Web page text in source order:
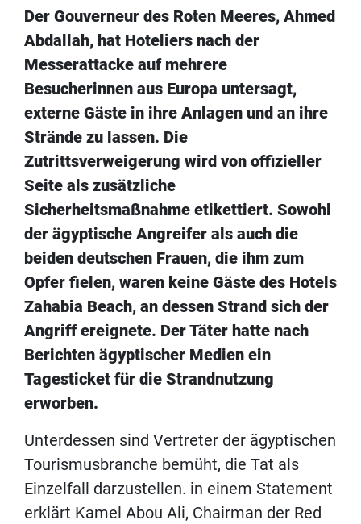
Der Gouverneur des Roten Meeres, Ahmed
Abdallah, hat Hoteliers nach der
Messerattacke auf mehrere
Besucherinnen aus Europa untersagt,
externe Gäste in ihre Anlagen und an ihre
Strände zu lassen. Die
Zutrittsverweigerung wird von offizieller
Seite als zusätzliche
Sicherheitsmaßnahme etikettiert. Sowohl
der ägyptische Angreifer als auch die
beiden deutschen Frauen, die ihm zum
Opfer fielen, waren keine Gäste des Hotels
Zahabia Beach, an dessen Strand sich der
Angriff ereignete. Der Täter hatte nach
Berichten ägyptischer Medien ein
Tagesticket für die Strandnutzung
erworben.
Unterdessen sind Vertreter der ägyptischen
Tourismusbranche bemüht, die Tat als
Einzelfall darzustellen. in einem Statement
erklärt Kamel Abou Ali, Chairman der Red